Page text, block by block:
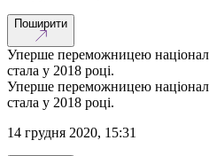
Поширити
Уперше переможницею
стала у 2018 році.
Уперше переможницею
стала у 2018 році.
14 грудня 2020, 15:31